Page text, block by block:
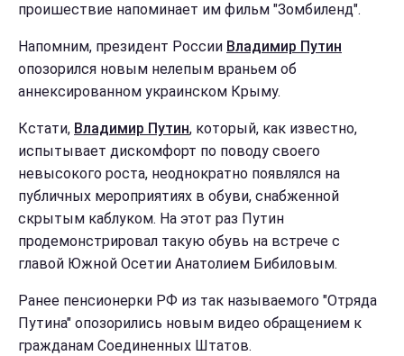
проишествие напоминает им фильм "Зомбиленд".
Напомним, президент России Владимир Путин
опозорился новым нелепым враньем об
аннексированном украинском Крыму.
Кстати, Владимир Путин, который, как известно,
испытывает дискомфорт по поводу своего
невысокого роста, неоднократно появлялся на
публичных мероприятиях в обуви, снабженной
скрытым каблуком. На этот раз Путин
продемонстрировал такую обувь на встрече с
главой Южной Осетии Анатолием Бибиловым.
Ранее пенсионерки РФ из так называемого "Отряда
Путина" опозорились новым видео обращением к
гражданам Соединенных Штатов.